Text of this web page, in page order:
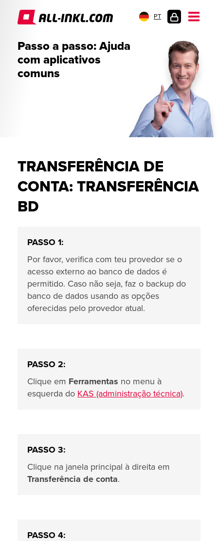
PT
DO
CLIENTE
Passo a passo: Ajuda
com aplicativos
comuns
TRANSFERÊNCIA DE
CONTA: TRANSFERÊNCIA
BD
PASSO 1:
Por favor, verifica com teu provedor se o
acesso externo ao banco de dados é
permitido. Caso não seja, faz o backup do
banco de dados usando as opções
oferecidas pelo provedor atual.
PASSO 2:
Clique em Ferramentas no menu à
esquerda do KAS (administração técnica).
PASSO 3:
Clique na janela principal à direita em
Transferência de conta.
PASSO 4: